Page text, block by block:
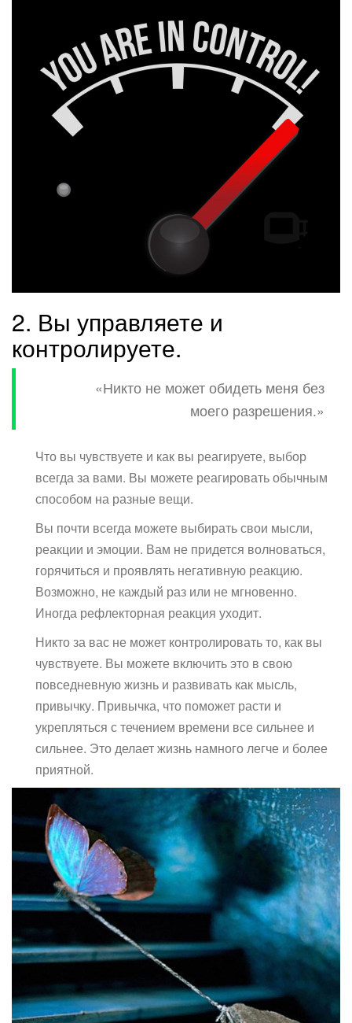
2. Вы управляете и
контролируете.
«Никто не может обидеть меня без
моего разрешения.»
Что вы чувствуете и как вы реагируете, выбор
всегда за вами. Вы можете реагировать обычным
способом на разные вещи.
Вы почти всегда можете выбирать свои мысли,
реакции и эмоции. Вам не придется волноваться,
горячиться и проявлять негативную реакцию.
Возможно, не каждый раз или не мгновенно.
Иногда рефлекторная реакция уходит.
Никто за вас не может контролировать то, как вы
чувствуете. Вы можете включить это в свою
повседневную жизнь и развивать как мысль,
привычку. Привычка, что поможет расти и
укрепляться с течением времени все сильнее и
сильнее. Это делает жизнь намного легче и более
приятной.